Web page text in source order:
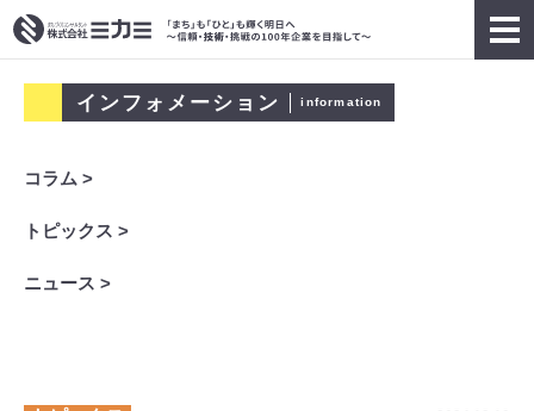
インフォメーション information
コラム >
トピックス >
ニュース >